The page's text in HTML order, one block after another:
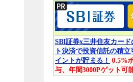
SBI証券x三井住友カード
ト決済で投資信託の積
イントが貯まる！ 0.5%
与、年間3000Pゲット可